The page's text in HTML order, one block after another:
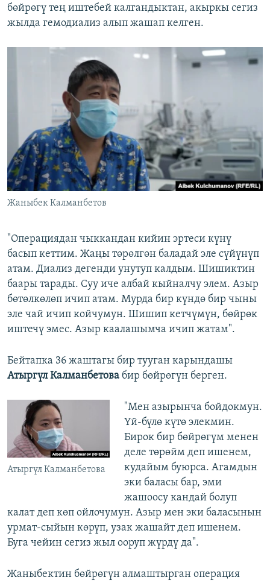
бөйрөгү тең иштебей калгандыктан, акыркы сегиз
жылда гемодиализ алып жашап келген.
Жаныбек Калманбетов
"Операциядан чыккандан кийин эртеси күнү
басып кеттим. Жаңы төрөлгөн баладай эле сүйүнүп
атам. Диализ дегенди унутуп калдым. Шишиктин
баары тарады. Суу иче албай кыйналчу элем. Азыр
бөтөлкөлөп ичип атам. Мурда бир күндө бир чыны
эле чай ичип койчумун. Шишип кетчүмүн, бөйрөк
иштечү эмес. Азыр каалашымча ичип жатам".
Бейтапка 36 жаштагы бир тууган карындашы
Атыргүл Калманбетова бир бөйрөгүн берген.
Атыргүл Калманбетова
"Мен азырынча бойдокмун.
Үй-бүлө күтө элекмин.
Бирок бир бөйрөгүм менен
деле төрөйм деп ишенем,
кудайым буюрса. Агамдын
эки баласы бар, эми
жашоосу кандай болуп
калат деп көп ойлочумун. Азыр мен эки баласынын
урмат-сыйын көрүп, узак жашайт деп ишенем.
Буга чейин сегиз жыл ооруп жүрдү да".
Жаныбектин бөйрөгүн алмаштырган операция